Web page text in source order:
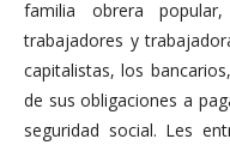
familia obrera
trabajadores y
capitalistas, los
de sus obligaciones a
seguridad social. Les